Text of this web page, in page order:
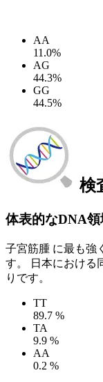
AA
11.0%
AG
44.3%
GG
44.5%
検
体表的なDNA
子宮筋腫 に最も強
す。 日本における
りです。
TT
89.7 %
TA
9.9 %
AA
0.2 %